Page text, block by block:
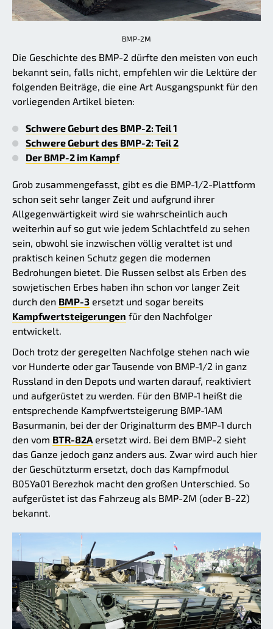
BMP-2M
Die Geschichte des BMP-2 dürfte den meisten von euch
bekannt sein, falls nicht, empfehlen wir die Lektüre der
folgenden Beiträge, die eine Art Ausgangspunkt für den
vorliegenden Artikel bieten:
Schwere Geburt des BMP-2: Teil 1
Schwere Geburt des BMP-2: Teil 2
Der BMP-2 im Kampf
Grob zusammengefasst, gibt es die BMP-1/2-Plattform
schon seit sehr langer Zeit und aufgrund ihrer
Allgegenwärtigkeit wird sie wahrscheinlich auch
weiterhin auf so gut wie jedem Schlachtfeld zu sehen
sein, obwohl sie inzwischen völlig veraltet ist und
praktisch keinen Schutz gegen die modernen
Bedrohungen bietet. Die Russen selbst als Erben des
sowjetischen Erbes haben ihn schon vor langer Zeit
durch den BMP-3 ersetzt und sogar bereits
Kampfwertsteigerungen für den Nachfolger
entwickelt.
Doch trotz der geregelten Nachfolge stehen nach wie
vor Hunderte oder gar Tausende von BMP-1/2 in ganz
Russland in den Depots und warten darauf, reaktiviert
und aufgerüstet zu werden. Für den BMP-1 heißt die
entsprechende Kampfwertsteigerung BMP-1AM
Basurmanin, bei der der Originalturm des BMP-1 durch
den vom BTR-82A ersetzt wird. Bei dem BMP-2 sieht
das Ganze jedoch ganz anders aus. Zwar wird auch hier
der Geschützturm ersetzt, doch das Kampfmodul
B05Ya01 Berezhok macht den großen Unterschied. So
aufgerüstet ist das Fahrzeug als BMP-2M (oder B-22)
bekannt.